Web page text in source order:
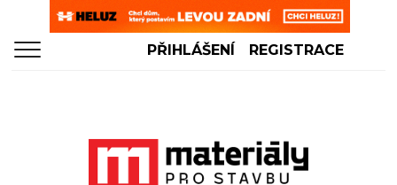
PŘIHLÁŠENÍ REGISTRACE